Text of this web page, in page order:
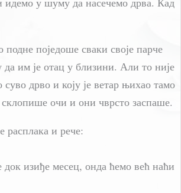
поједоше сваки своје парче
им је отац у близини. Али то није
суво дрво и коју је ветар њихао тамо
очи и они чврсто заспаше.
расплака и рече:
изиђе месец, онда ћемо већ наћи